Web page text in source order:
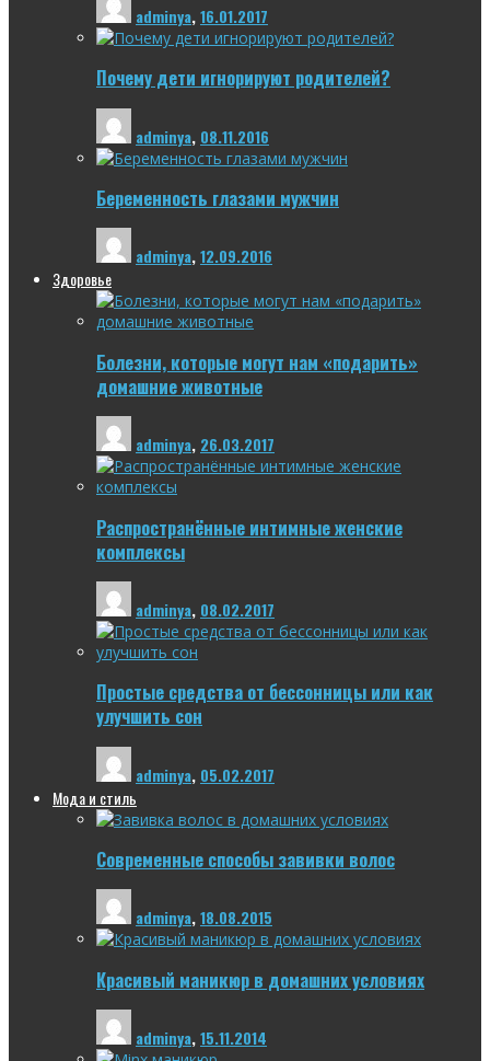
adminya,16.01.2017
Почему дети игнорируют родителей?
adminya, 08.11.2016
Беременность глазами мужчин
adminya,12.09.2016
Здоровье
Болезни, которые могут нам «подарить»
домашние животные
adminya, 26.03.2017
Распространённые интимные женские
комплексы
adminya, 08.02.2017
Простые средства от бессонницы или как
улучшить сон
adminya, 05.02.2017
Мода и стиль
Современные способы завивки волос
adminya,18.08.2015
Красивый маникюр в домашних условиях
adminya,15.11.2014